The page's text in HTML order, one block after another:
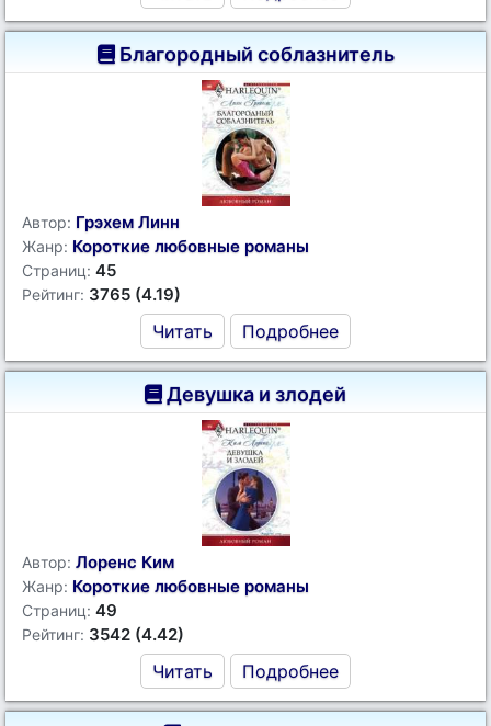
Благородный соблазнитель
Автор: Грэхем Линн
Жанр: Короткие любовные романы
Страниц: 45
Рейтинг: 3765 (4.19)
Читать Подробнее
Девушка и злодей
Автор: Лоренс Ким
Жанр: Короткие любовные романы
Страниц: 49
Рейтинг: 3542 (4.42)
Читать Подробнее